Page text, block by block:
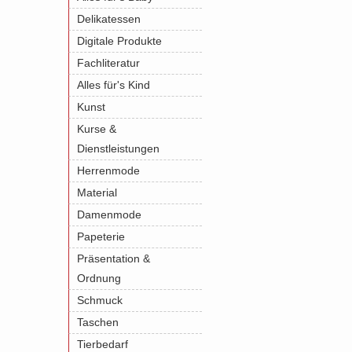
Delikatessen
Digitale Produkte
Fachliteratur
Alles für's Kind
Kunst
Kurse &
Dienstleistungen
Herrenmode
Material
Damenmode
Papeterie
Präsentation &
Ordnung
Schmuck
Taschen
Tierbedarf